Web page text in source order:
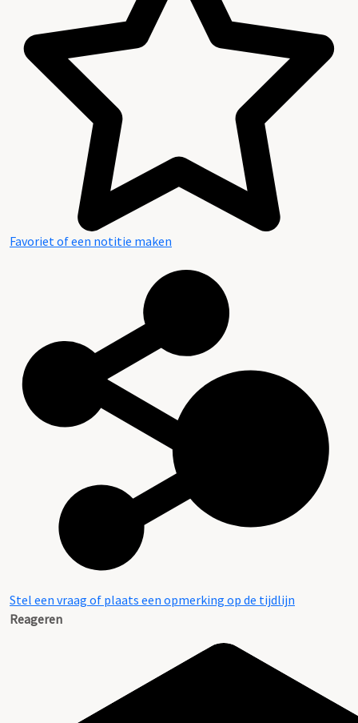
Favoriet of een notitie maken
Stel een vraag of plaats een opmerking op de tijdlijn
Reageren